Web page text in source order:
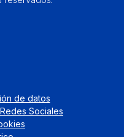
de datos
Sociales